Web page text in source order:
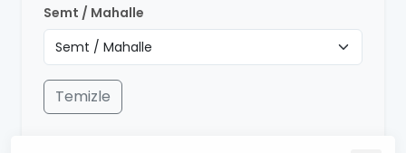
Semt / Mahalle
Temizle